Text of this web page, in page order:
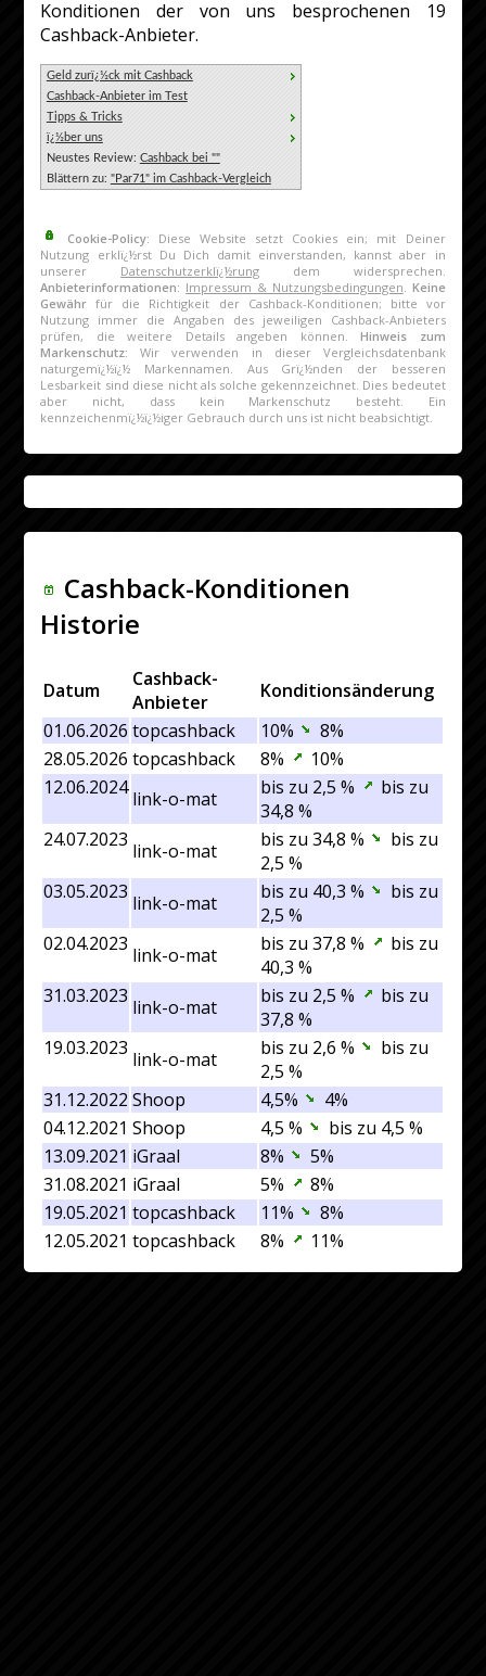
Konditionen der von uns besprochenen 19
Cashback-Anbieter.
Geld zurï¿½ck mit Cashback
Cashback-Anbieter im Test
Tipps & Tricks
ï¿½ber uns
Neustes Review: Cashback bei ""
Blättern zu: "Par71" im Cashback-Vergleich
Cookie-Policy: Diese Website setzt Cookies ein; mit Deiner
Nutzung erklï¿½rst Du Dich damit einverstanden, kannst aber in
unserer Datenschutzerklï¿½rung dem widersprechen.
Anbieterinformationen: Impressum & Nutzungsbedingungen. Keine
Gewähr für die Richtigkeit der Cashback-Konditionen; bitte vor
Nutzung immer die Angaben des jeweiligen Cashback-Anbieters
prüfen, die weitere Details angeben können.Hinweis zum
Markenschutz: Wir verwenden in dieser Vergleichsdatenbank
naturgemï¿½ï¿½ Markennamen. Aus Grï¿½nden der besseren
Lesbarkeit sind diese nicht als solche gekennzeichnet. Dies bedeutet
aber nicht, dass kein Markenschutz besteht. Ein
kennzeichenmï¿½ï¿½iger Gebrauch durch uns ist nicht beabsichtigt.
Cashback-Konditionen
Historie
Datum
Cashback-
Anbieter
Konditionsänderung
01.06.2026 topcashback 10%
8%
28.05.2026 topcashback 8%
10%
12.06.2024 link-o-mat bis zu 2,5 %
bis zu
34,8 %
24.07.2023 link-o-mat bis zu 34,8 %
bis zu
2,5 %
03.05.2023 link-o-mat bis zu 40,3 %
bis zu
2,5 %
02.04.2023 link-o-mat bis zu 37,8 %
bis zu
40,3 %
31.03.2023 link-o-mat bis zu 2,5 %
bis zu
37,8 %
19.03.2023 link-o-mat bis zu 2,6 %
bis zu
2,5 %
31.12.2022 Shoop 4,5%
4%
04.12.2021 Shoop 4,5 %
bis zu 4,5 %
13.09.2021 iGraal 8%
5%
31.08.2021 iGraal 5%
8%
19.05.2021 topcashback 11%
8%
12.05.2021 topcashback 8% 11%